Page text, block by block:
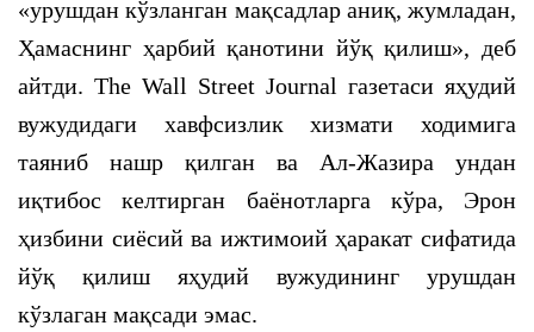
«урушдан кўзланган мақсадлар аниқ, жумладан,
Ҳамаснинг ҳарбий қанотини йўқ қилиш», деб
айтди. The Wall Street Journal газетаси яҳудий
вужудидаги хавфсизлик хизмати ходимига
таяниб нашр қилган ва Ал-Жазира ундан
иқтибос келтирган баёнотларга кўра, Эрон
ҳизбини сиёсий ва ижтимоий ҳаракат сифатида
йўқ қилиш яҳудий вужудининг урушдан
кўзлаган мақсади эмас.